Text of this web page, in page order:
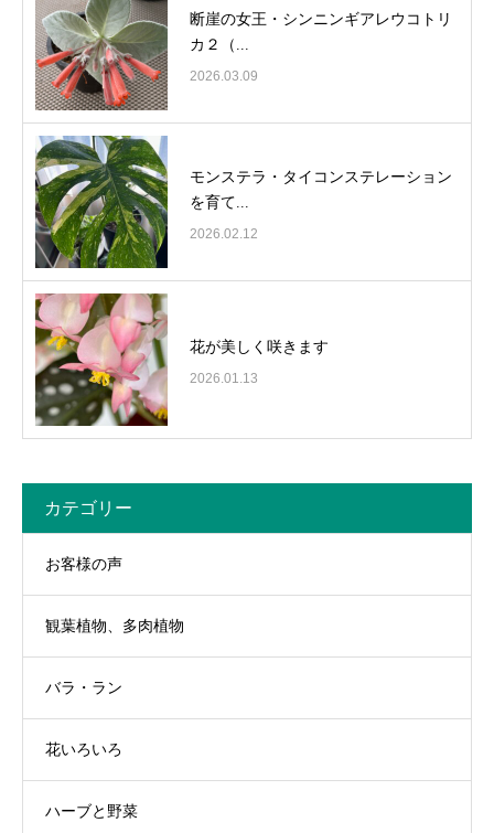
断崖の女王・シンニンギアレウコトリ
カ２（...
2026.03.09
モンステラ・タイコンステレーション
を育て...
2026.02.12
花が美しく咲きます
2026.01.13
カテゴリー
お客様の声
観葉植物、多肉植物
バラ・ラン
花いろいろ
ハーブと野菜